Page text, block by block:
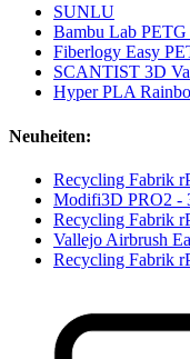
SUNLU
Bambu Lab
Fiberlogy Easy
SCANTIST 3D
Hyper PLA
Neuheiten:
Recycling Fabrik
Modifi3D PRO2 -
Recycling Fabrik
Vallejo Airbrush
Recycling Fabrik